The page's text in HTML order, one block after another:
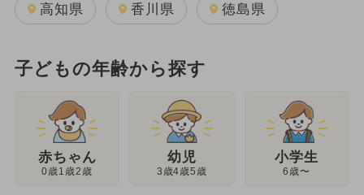
高知県 香川県 徳島県
子どもの年齢から探す
赤ちゃん
0歳1歳2歳
幼児
3歳4歳5歳
小学生
6歳〜